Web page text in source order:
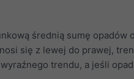
średnią sumę
się z lewej do prawej,
trendu, a jeśli